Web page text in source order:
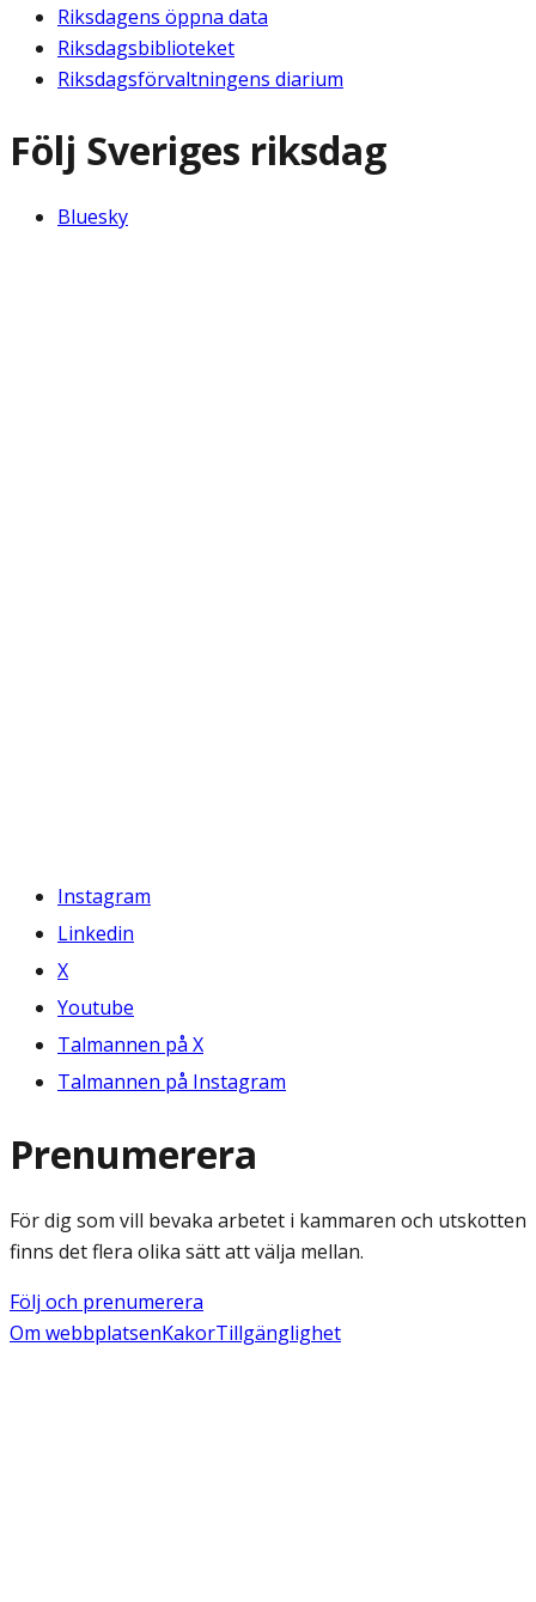
Riksdagens öppna data
Riksdagsbiblioteket
Riksdagsförvaltningens diarium
Följ Sveriges riksdag
Bluesky
Instagram
Linkedin
X
Youtube
Talmannen på X
Talmannen på Instagram
Prenumerera
För dig som vill bevaka arbetet i kammaren och utskotten
finns det flera olika sätt att välja mellan.
Följ och prenumerera
Om webbplatsenKakorTillgänglighet